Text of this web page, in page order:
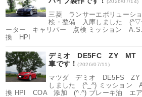
(2026/07/14)
三菱 ランサーエボリュー
検・整備 入庫しました
ーター キャリパー 点検 ミッション
換 HPI
デミオ DE5FC ZY MT
車です！(2026/07/11)
マツダ デミオ DE5FS
しました (^_^) ミッショ
換 HPI COA 添加 (^.^) ブレーキ油 エア